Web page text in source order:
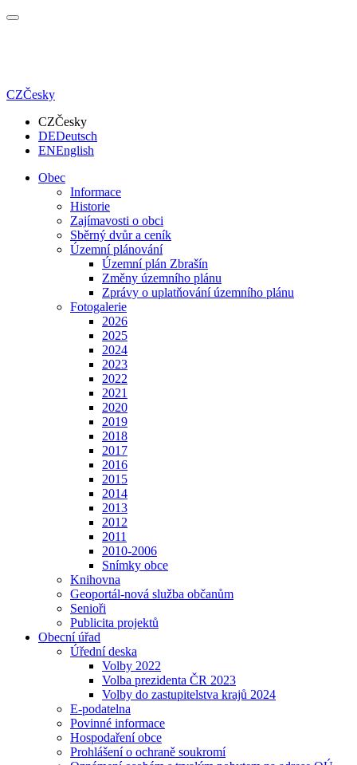
CZČesky
CZČesky
DEDeutsch
ENEnglish
Obec
Informace
Historie
Zajímavosti o obci
Sběrný dvůr a ceník
Územní plánování
Územní plán Zbrašín
Změny územního plánu
Zprávy o uplatňování územního plánu
Fotogalerie
2026
2025
2024
2023
2022
2021
2020
2019
2018
2017
2016
2015
2014
2013
2012
2011
2010-2006
Snímky obce
Knihovna
Geoportál-nová služba občanům
Senioři
Publicita projektů
Obecní úřad
Úřední deska
Volby 2022
Volba prezidenta ČR 2023
Volby do zastupitelstva krajů 2024
E-podatelna
Povinné informace
Hospodaření obce
Prohlášení o ochraně soukromí